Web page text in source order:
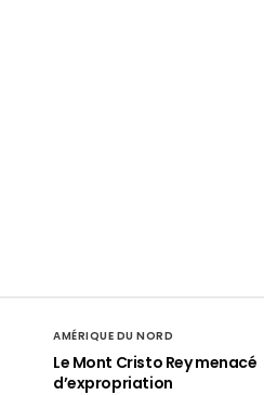
AMÉRIQUE DU NORD
Le Mont Cristo Rey menacé
d’expropriation